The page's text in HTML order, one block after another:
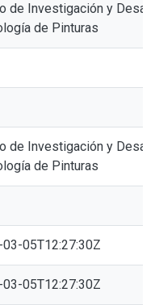
de Investigación y
de Pinturas
de Investigación y
de Pinturas
05T12:27:30Z
05T12:27:30Z